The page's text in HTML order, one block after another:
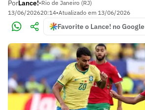
PorLance!•Rio de Janeiro (RJ)
13/06/202620:14•Atualizado em 13/06/2026
Favorite o Lance! no Google